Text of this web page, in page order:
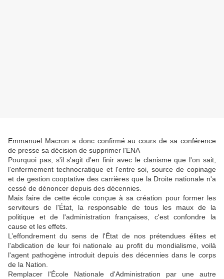
Emmanuel Macron a donc confirmé au cours de sa conférence
de presse sa décision de supprimer l'ENA
Pourquoi pas, s'il s'agit d'en finir avec le clanisme que l'on sait,
l'enfermement technocratique et l'entre soi, source de copinage
et de gestion cooptative des carrières que la Droite nationale n'a
cessé de dénoncer depuis des décennies.
Mais faire de cette école conçue à sa création pour former les
serviteurs de l'État, la responsable de tous les maux de la
politique et de l'administration françaises, c'est confondre la
cause et les effets.
L’effondrement du sens de l'État de nos prétendues élites et
l'abdication de leur foi nationale au profit du mondialisme, voilà
l'agent pathogène introduit depuis des décennies dans le corps
de la Nation.
Remplacer l'École Nationale d'Administration par une autre